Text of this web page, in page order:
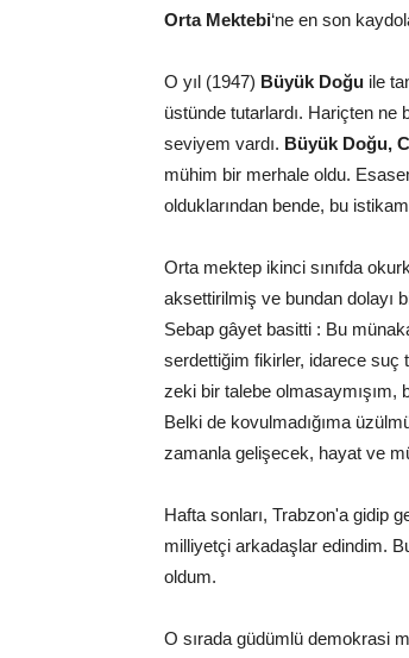
Orta Mektebi‘ne en son
O yıl (1947) Büyük Doğu ile
üstünde tutarlardı. Hariçten ne
seviyem vardı. Büyük Doğu,
mühim bir merhale oldu.
olduklarından bende, bu
Orta mektep ikinci sınıfda
aksettirilmiş ve bundan dolayı
Sebap gâyet basitti : Bu
serdettiğim fikirler, idarece suç
zeki bir talebe olmasaymışım,
Belki de kovulmadığıma
zamanla gelişecek, hayat ve
Hafta sonları, Trabzon'a gidip
milliyetçi arkadaşlar edindim.
oldum.
O sırada güdümlü demokrasi